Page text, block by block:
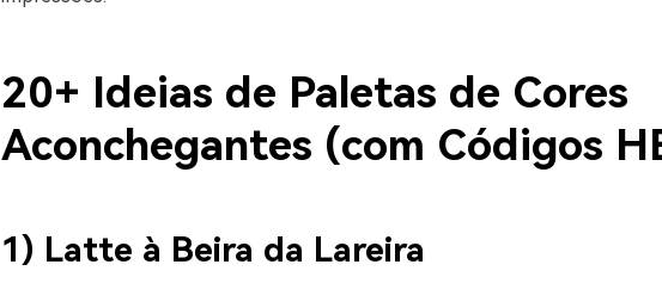
20+ Ideias de Paletas de Cores
Aconchegantes (com Códigos
1) Latte à Beira da Lareira